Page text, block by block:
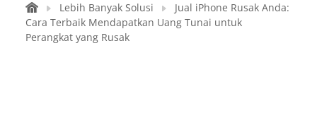
Lebih Banyak Solusi
Jual iPhone Rusak Anda:
Cara Terbaik Mendapatkan Uang Tunai untuk
Perangkat yang Rusak